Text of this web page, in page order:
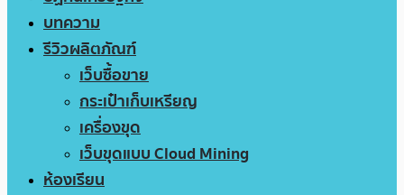
บทความ
รีวิวผลิตภัณฑ์
เว็บซื้อขาย
กระเป๋าเก็บเหรียญ
เครื่องขุด
เว็บขุดแบบ Cloud Mining
ห้องเรียน